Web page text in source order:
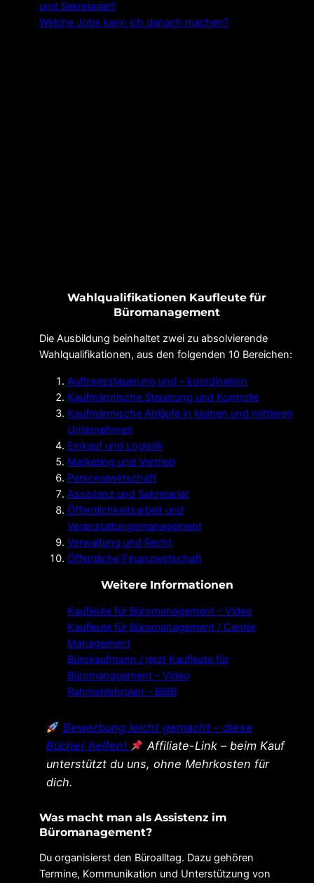
und Sekretariat?
Welche Jobs kann ich danach machen?
Wahlqualifikationen Kaufleute für
Büromanagement
Die Ausbildung beinhaltet zwei zu absolvierende
Wahlqualifikationen, aus den folgenden 10 Bereichen:
Auftragssteuerung und – koordination
Kaufmännische Steuerung und Kontrolle
Kaufmännische Abläufe in kleinen und mittleren
Unternehmen
Einkauf und Logistik
Marketing und Vertrieb
Personalwirtschaft
Assistenz und Sekretariat
Öffentlichkeitsarbeit und
Veranstaltungsmanagement
Verwaltung und Recht
Öffentliche Finanzwirtschaft
Weitere Informationen
Kaufleute für Büromanagement – Video
Kaufleute für Büromanagement / Center
Management
Bürokaufmann / jetzt Kaufleute für
Büromanagement – Video
Rahmenlehrplan – BIBB
Bewerbung leicht gemacht – diese
Bücher helfen!
Affiliate-Link – beim Kauf
unterstützt du uns, ohne Mehrkosten für
dich.
Was macht man als Assistenz im
Büromanagement?
Du organisierst den Büroalltag. Dazu gehören
Termine, Kommunikation und Unterstützung von